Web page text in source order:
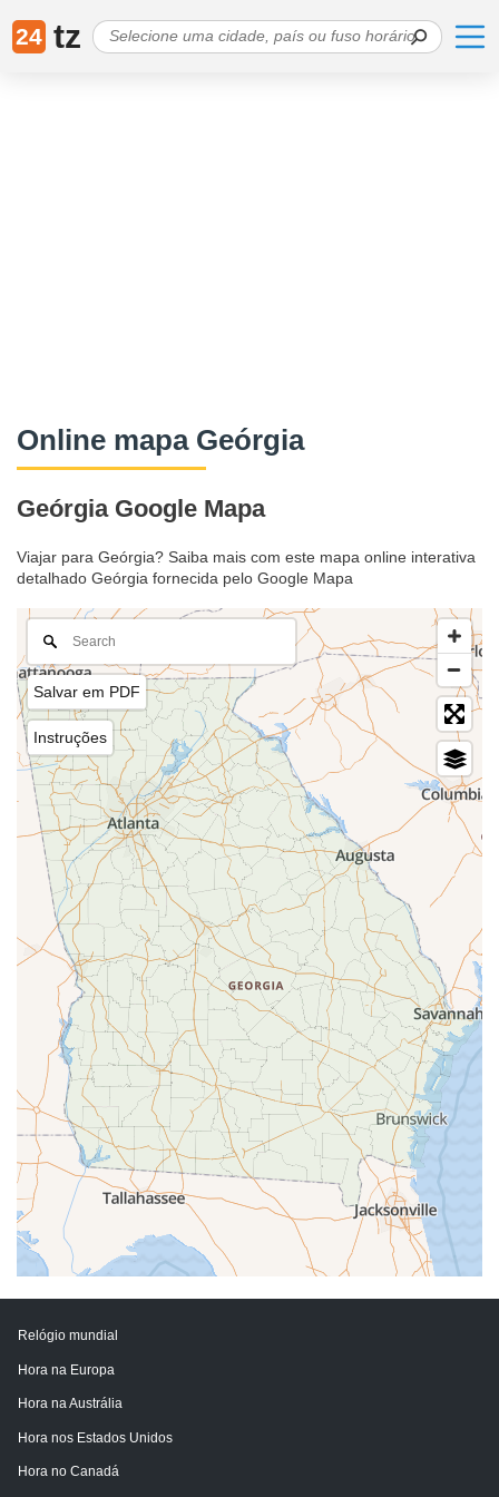
24 tz
Online mapa Geórgia
Geórgia Google Mapa
Viajar para Geórgia? Saiba mais com este mapa online interativa
detalhado Geórgia fornecida pelo Google Mapa
Salvar em PDF
Instruções
Relógio mundial
Hora na Europa
Hora na Austrália
Hora nos Estados Unidos
Hora no Canadá